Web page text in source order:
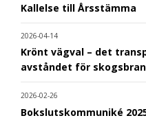
Kallelse till Årsstämma
2026-04-14
Krönt vägval – det
avståndet för
2026-02-26
Bokslutskommuniké